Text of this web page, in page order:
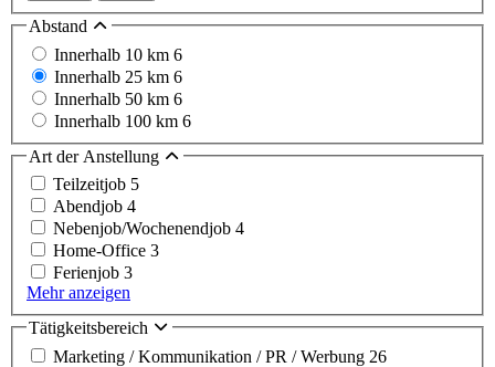
Abstand
Innerhalb 10 km 6
Innerhalb 25 km 6
Innerhalb 50 km 6
Innerhalb 100 km 6
Art der Anstellung
Teilzeitjob 5
Abendjob 4
Nebenjob/Wochenendjob 4
Home-Office 3
Ferienjob 3
Mehr anzeigen
Tätigkeitsbereich
Marketing / Kommunikation / PR / Werbung 26